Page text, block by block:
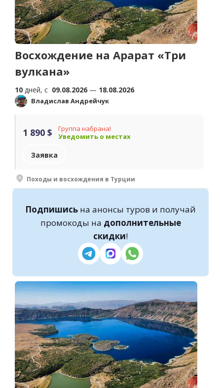
Восхождение на Арарат «Три
вулкана»
10 дней, c 09.08.2026 — 18.08.2026
Владислав Андрейчук
1 890 $
Группа набрана!
Уведомить о местах
Заявка
Походы и восхождения в Турции
Подпишись на анонсы туров и получай
промокоды на дополнительные
скидки!